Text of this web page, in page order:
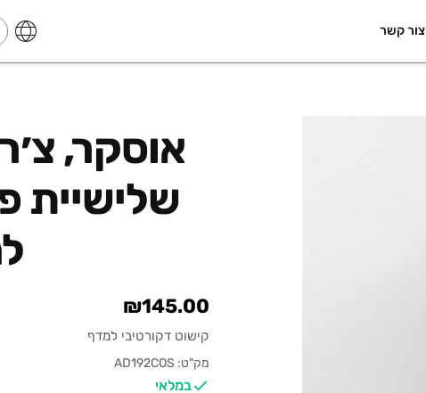
צור קשר
אוסקר,
שלישיית
₪145.00
קישוט דקורטיבי למדף
מק"ט: AD192COS
במלאי